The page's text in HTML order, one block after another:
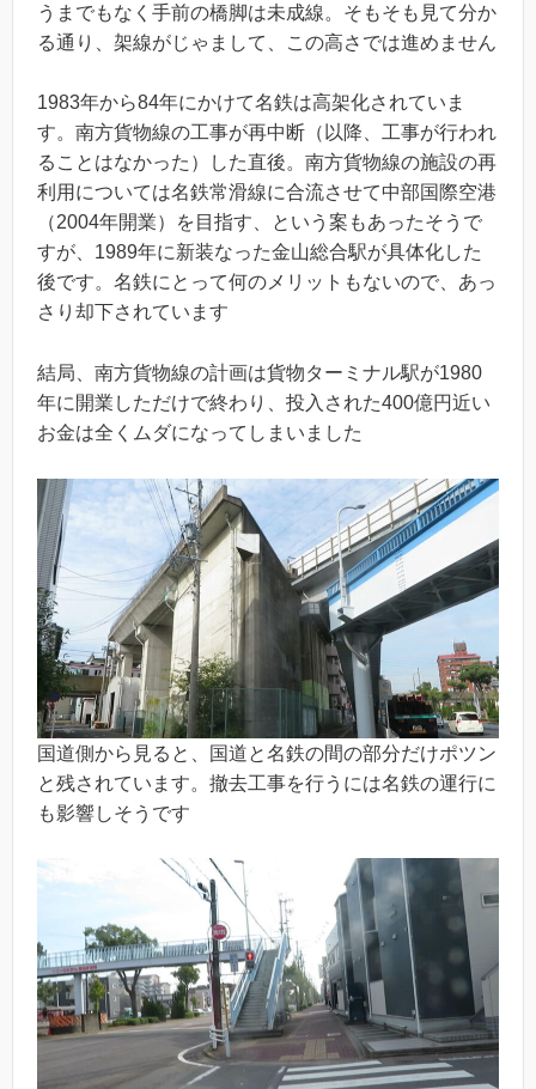
うまでもなく手前の橋脚は未成線。そもそも見て分か
る通り、架線がじゃまして、この高さでは進めません
1983年から84年にかけて名鉄は高架化されていま
す。南方貨物線の工事が再中断（以降、工事が行われ
ることはなかった）した直後。南方貨物線の施設の再
利用については名鉄常滑線に合流させて中部国際空港
（2004年開業）を目指す、という案もあったそうで
すが、1989年に新装なった金山総合駅が具体化した
後です。名鉄にとって何のメリットもないので、あっ
さり却下されています
結局、南方貨物線の計画は貨物ターミナル駅が1980
年に開業しただけで終わり、投入された400億円近い
お金は全くムダになってしまいました
国道側から見ると、国道と名鉄の間の部分だけポツン
と残されています。撤去工事を行うには名鉄の運行に
も影響しそうです